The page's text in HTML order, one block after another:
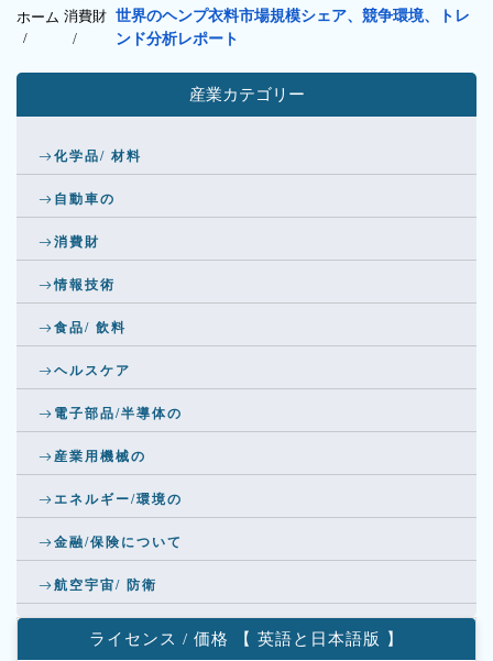
ホーム
/
消費財
/
世界のヘンプ衣料市場規模シェア、競争環境、トレ
ンド分析レポート
産業カテゴリー
化学品/ 材料
自動車の
消費財
情報技術
食品/ 飲料
ヘルスケア
電子部品/半導体の
産業用機械の
エネルギー/環境の
金融/保険について
航空宇宙/ 防衛
ライセンス / 価格 【 英語と日本語版 】